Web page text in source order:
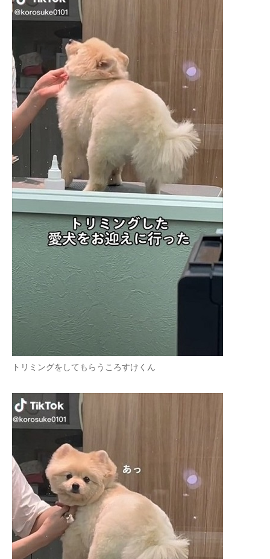
ITエンジニア向け専門サイト
企業向けIT製品の総合サイト
IT製品の技術・比較・事例
製造業のIT導入・活用を支援
モノづくり技術者専門サイト
エレクトロニクス専門サイト
電子設計の基本と応用
エネルギーの専門メディア
建設×テクノロジーの最前線
ちょっと気になるネットの話題
トリミングをしてもらうころすけくん